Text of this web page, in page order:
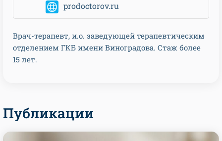
prodoctorov.ru
Врач-терапевт, и.о. заведующей терапевтическим
отделением ГКБ имени Виноградова. Стаж более
15 лет.
Публикации